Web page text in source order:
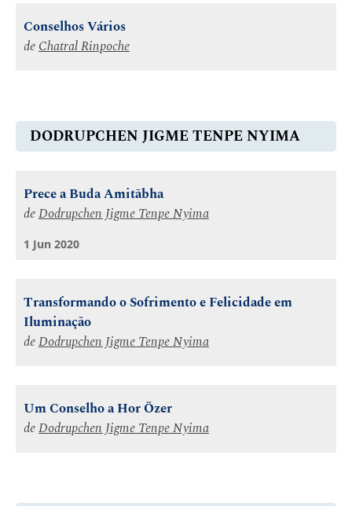
Conselhos Vários
deChatral Rinpoche
DODRUPCHEN JIGME TENPE NYIMA
Prece a Buda Amitābha
deDodrupchen Jigme Tenpe Nyima
1 Jun 2020
Transformando o Sofrimento e Felicidade em
Iluminação
deDodrupchen Jigme Tenpe Nyima
Um Conselho a Hor Özer
deDodrupchen Jigme Tenpe Nyima